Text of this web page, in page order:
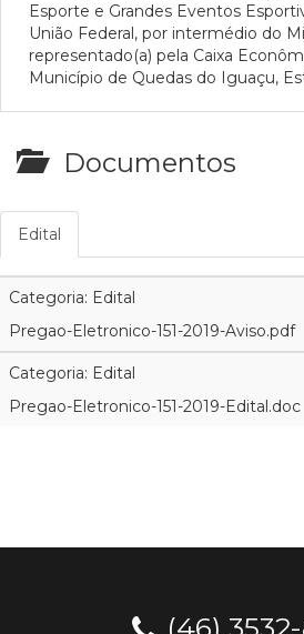
Esporte e Grandes Eventos
União Federal, por intermédio do
representado(a) pela Caixa
Município de Quedas do Iguaçu,
Documentos
Edital
Categoria: Edital
Pregao-Eletronico-151-2019-Aviso.pdf
Categoria: Edital
Pregao-Eletronico-151-2019-Edital.doc
(46)